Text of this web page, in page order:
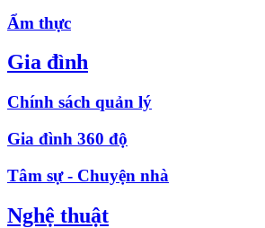
Ẩm thực
Gia đình
Chính sách quản lý
Gia đình 360 độ
Tâm sự - Chuyện nhà
Nghệ thuật